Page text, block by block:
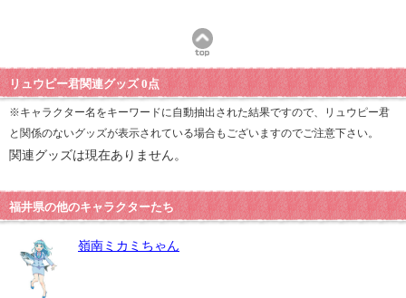
リュウピー君関連グッズ 0点
※キャラクター名をキーワードに自動抽出された結果ですので、リュウピー君
と関係のないグッズが表示されている場合もございますのでご注意下さい。
関連グッズは現在ありません。
福井県の他のキャラクターたち
嶺南ミカミちゃん